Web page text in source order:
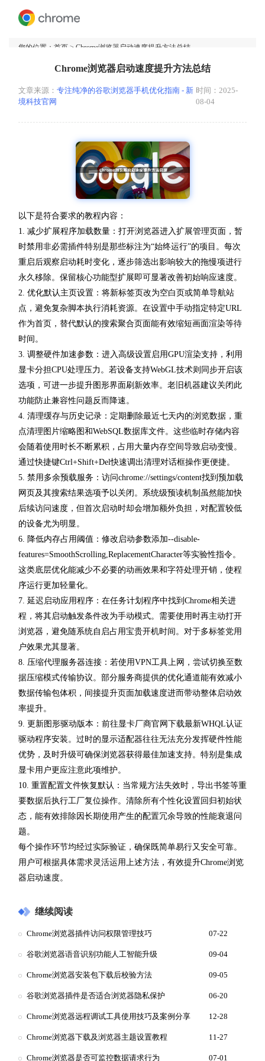
您的位置： 首页 > Chrome浏览器启动速度提升方法总结
Chrome浏览器启动速度提升方法总结
文章来源： 专注纯净的谷歌浏览器手机优化指南 - 新
境科技官网
时间：2025-
08-04
以下是符合要求的教程内容：
1. 减少扩展程序加载数量：打开浏览器进入扩展管理页面，暂
时禁用非必需插件特别是那些标注为“始终运行”的项目。每次
重启后观察启动耗时变化，逐步筛选出影响较大的拖慢项进行
永久移除。保留核心功能型扩展即可显著改善初始响应速度。
2. 优化默认主页设置：将新标签页改为空白页或简单导航站
点，避免复杂脚本执行消耗资源。在设置中手动指定特定URL
作为首页，替代默认的搜索聚合页面能有效缩短画面渲染等待
时间。
3. 调整硬件加速参数：进入高级设置启用GPU渲染支持，利用
显卡分担CPU处理压力。若设备支持WebGL技术则同步开启该
选项，可进一步提升图形界面刷新效率。老旧机器建议关闭此
功能防止兼容性问题反而降速。
4. 清理缓存与历史记录：定期删除最近七天内的浏览数据，重
点清理图片缩略图和WebSQL数据库文件。这些临时存储内容
会随着使用时长不断累积，占用大量内存空间导致启动变慢。
通过快捷键Ctrl+Shift+Del快速调出清理对话框操作更便捷。
5. 禁用多余预载服务：访问chrome://settings/content找到预加载
网页及其搜索结果选项予以关闭。系统级预读机制虽然能加快
后续访问速度，但首次启动时却会增加额外负担，对配置较低
的设备尤为明显。
6. 降低内存占用阈值：修改启动参数添加--disable-
features=SmoothScrolling,ReplacementCharacter等实验性指令。
这类底层优化能减少不必要的动画效果和字符处理开销，使程
序运行更加轻量化。
7. 延迟启动应用程序：在任务计划程序中找到Chrome相关进
程，将其启动触发条件改为手动模式。需要使用时再主动打开
浏览器，避免随系统自启占用宝贵开机时间。对于多标签党用
户效果尤其显著。
8. 压缩代理服务器连接：若使用VPN工具上网，尝试切换至数
据压缩模式传输协议。部分服务商提供的优化通道能有效减小
数据传输包体积，间接提升页面加载速度进而带动整体启动效
率提升。
9. 更新图形驱动版本：前往显卡厂商官网下载最新WHQL认证
驱动程序安装。过时的显示适配器往往无法充分发挥硬件性能
优势，及时升级可确保浏览器获得最佳加速支持。特别是集成
显卡用户更应注意此项维护。
10. 重置配置文件恢复默认：当常规方法失效时，导出书签等重
要数据后执行工厂复位操作。清除所有个性化设置回归初始状
态，能有效排除因长期使用产生的配置冗余导致的性能衰退问
题。
每个操作环节均经过实际验证，确保既简单易行又安全可靠。
用户可根据具体需求灵活运用上述方法，有效提升Chrome浏览
器启动速度。
继续阅读
Chrome浏览器插件访问权限管理技巧 07-22
谷歌浏览器语音识别功能人工智能升级 09-04
Chrome浏览器安装包下载后校验方法 09-05
谷歌浏览器插件是否适合浏览器隐私保护 06-20
Chrome浏览器远程调试工具使用技巧及案例分享 12-28
Chrome浏览器下载及浏览器主题设置教程 11-27
Chrome浏览器是否可监控数据请求行为 07-01